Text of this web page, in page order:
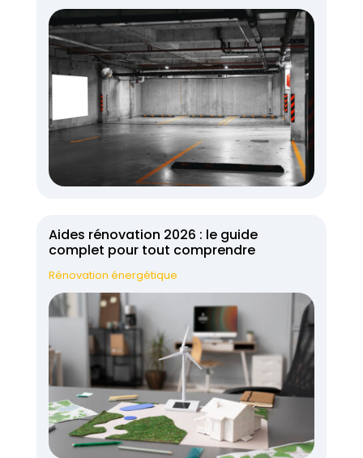
Aides rénovation 2026 : le guide
complet pour tout comprendre
Rénovation énergétique